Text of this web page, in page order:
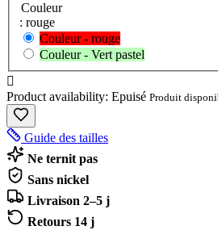
Couleur
: rouge
Couleur - rouge
Couleur - Vert pastel

Product availability: Epuisé Produit
Guide des tailles
Ne ternit pas
Sans nickel
Livraison 2–5 j
Retours 14 j